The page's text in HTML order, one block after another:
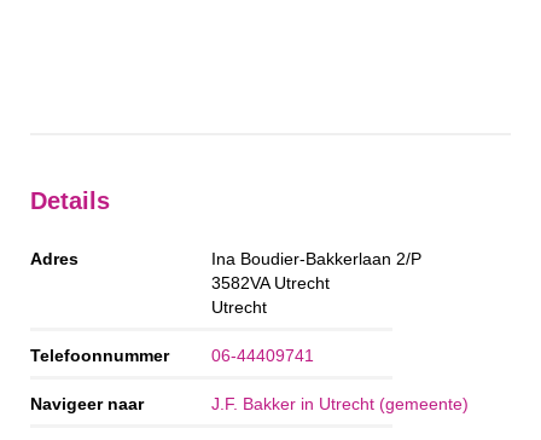
Details
Adres
Ina Boudier-Bakkerlaan 2/P
3582VA Utrecht
Utrecht
Telefoonnummer 06-44409741
Navigeer naar J.F. Bakker in Utrecht (gemeente)